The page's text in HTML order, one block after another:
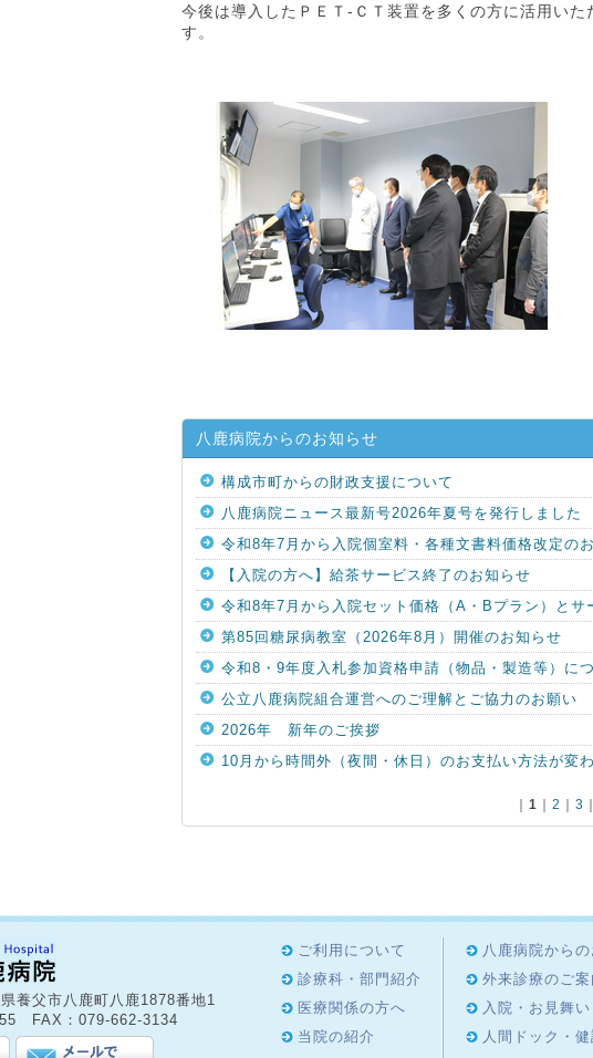
今後は導入したＰＥＴ‐ＣＴ装置を多くの方に活用い
す。
八鹿病院からのお知らせ
構成市町からの財政支援について
八鹿病院ニュース最新号2026年夏号を発行しました
令和8年7月から入院個室料・各種文書料価格改定の
【入院の方へ】給茶サービス終了のお知らせ
令和8年7月から入院セット価格（A・Bプラン）とサ
第85回糖尿病教室（2026年8月）開催のお知らせ
令和8・9年度入札参加資格申請（物品・製造等）に
公立八鹿病院組合運営へのご理解とご協力のお願い
2026年 新年のご挨拶
10月から時間外（夜間・休日）のお支払い方法が変
1 2 3
養父市八鹿町八鹿1878番地1
FAX：079-662-3134
ご利用について
診療科・部門紹介
医療関係の方へ
当院の紹介
八鹿病院から
外来診療のご案
入院・お見舞い
人間ドック・健